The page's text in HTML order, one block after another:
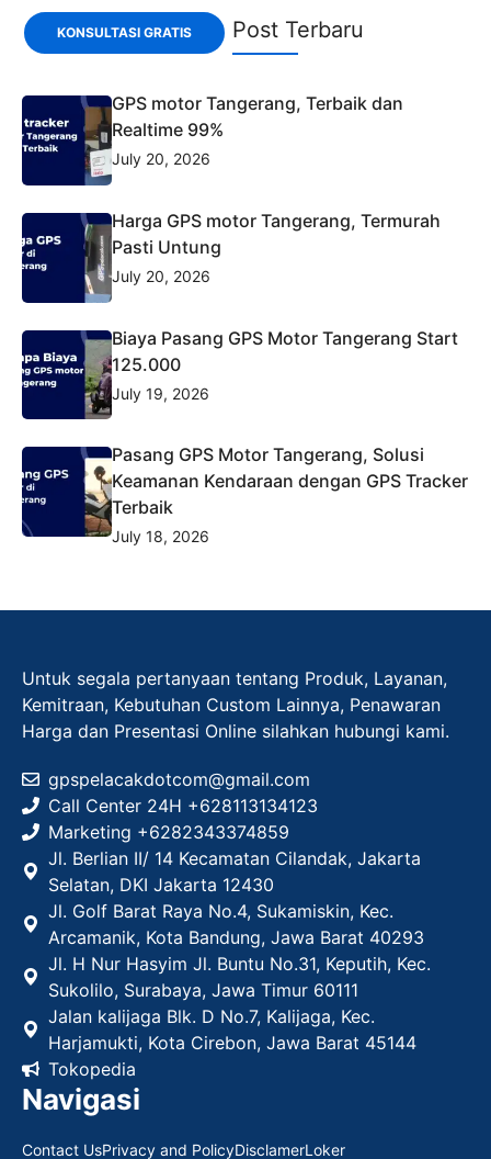
KONSULTASI GRATIS Post Terbaru
GPS motor Tangerang, Terbaik dan
Realtime 99%
July 20, 2026
Harga GPS motor Tangerang, Termurah
Pasti Untung
July 20, 2026
Biaya Pasang GPS Motor Tangerang Start
125.000
July 19, 2026
Pasang GPS Motor Tangerang, Solusi
Keamanan Kendaraan dengan GPS Tracker
Terbaik
July 18, 2026
Untuk segala pertanyaan tentang Produk, Layanan,
Kemitraan, Kebutuhan Custom Lainnya, Penawaran
Harga dan Presentasi Online silahkan hubungi kami.
gpspelacakdotcom@gmail.com
Call Center 24H +628113134123
Marketing +6282343374859
Jl. Berlian II/ 14 Kecamatan Cilandak, Jakarta
Selatan, DKI Jakarta 12430
Jl. Golf Barat Raya No.4, Sukamiskin, Kec.
Arcamanik, Kota Bandung, Jawa Barat 40293
Jl. H Nur Hasyim Jl. Buntu No.31, Keputih, Kec.
Sukolilo, Surabaya, Jawa Timur 60111
Jalan kalijaga Blk. D No.7, Kalijaga, Kec.
Harjamukti, Kota Cirebon, Jawa Barat 45144
Tokopedia
Navigasi
Contact UsPrivacy and PolicyDisclamerLoker